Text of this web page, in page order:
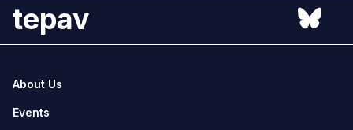
tepav
About Us
Events